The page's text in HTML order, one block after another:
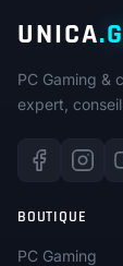
UNICA
PC Gaming &
expert,
BOUTIQUE
PC Gaming